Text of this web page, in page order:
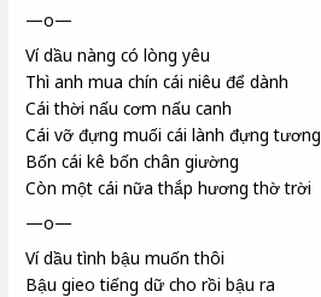
—o—
Ví dầu nàng có lòng yêu
Thì anh mua chín cái niêu để dành
Cái thời nấu cơm nấu canh
Cái vỡ đựng muối cái lành đựng tương
Bốn cái kê bốn chân giường
Còn một cái nữa thắp hương thờ trời
—o—
Ví dầu tình bậu muốn thôi
Bậu gieo tiếng dữ cho rồi bậu ra